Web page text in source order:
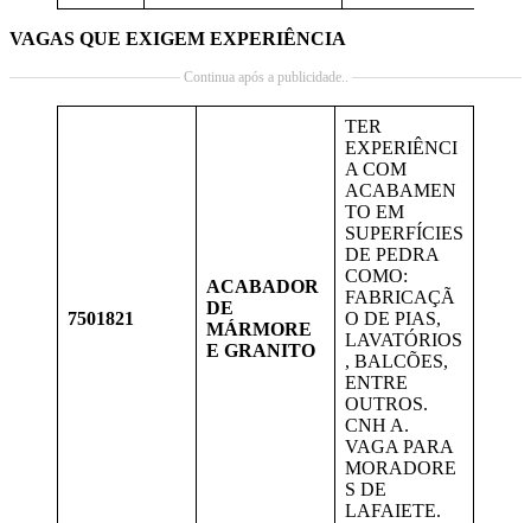
VAGAS QUE EXIGEM EXPERIÊNCIA
Continua após a publicidade..
7501821
ACABADOR
DE
MÁRMORE
E GRANITO
TER
EXPERIÊNCI
A COM
ACABAMEN
TO EM
SUPERFÍCIES
DE PEDRA
COMO:
FABRICAÇÃ
O DE PIAS,
LAVATÓRIOS
, BALCÕES,
ENTRE
OUTROS.
CNH A.
VAGA PARA
MORADORE
S DE
LAFAIETE.